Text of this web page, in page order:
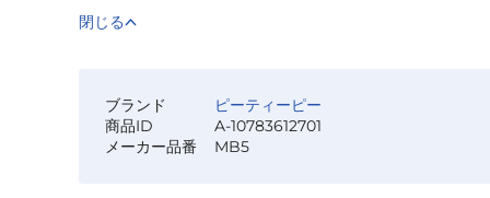
閉じる
ブランド
ピーティーピー
商品ID
A-10783612701
メーカー品番
MB5